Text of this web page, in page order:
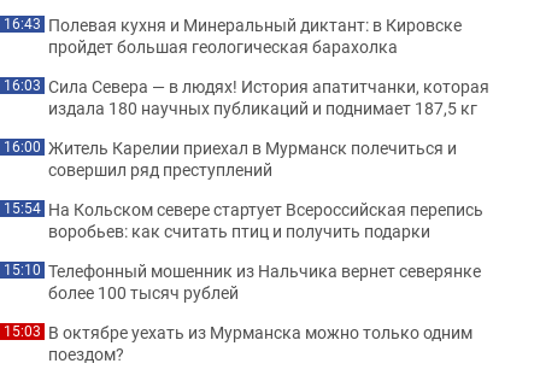
16:43 Полевая кухня и Минеральный диктант: в Кировске
пройдет большая геологическая барахолка
16:03 Сила Севера — в людях! История апатитчанки, которая
издала 180 научных публикаций и поднимает 187,5 кг
16:00 Житель Карелии приехал в Мурманск полечиться и
совершил ряд преступлений
15:54 На Кольском севере стартует Всероссийская перепись
воробьев: как считать птиц и получить подарки
15:10 Телефонный мошенник из Нальчика вернет северянке
более 100 тысяч рублей
15:03 В октябре уехать из Мурманска можно только одним
поездом?